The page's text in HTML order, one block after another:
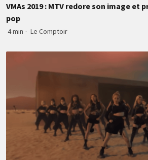
VMAs 2019 : MTV redore son image et
pop
4 min · Le Comptoir